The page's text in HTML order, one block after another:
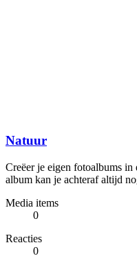
Natuur
Creëer je eigen fotoalbums in
album kan je achteraf altijd
Media items
0
Reacties
0